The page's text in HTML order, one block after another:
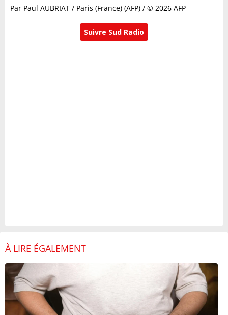
Par Paul AUBRIAT / Paris (France) (AFP) / © 2026 AFP
Suivre Sud Radio
À LIRE ÉGALEMENT